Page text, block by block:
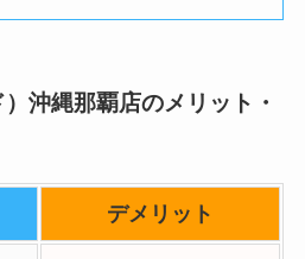
沖縄那覇店のメリット・
デメリット